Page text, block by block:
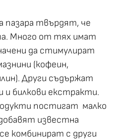
пазара твърдят, че
Много от тях имат
да стимулират
(кофеин,
Други съдържат
и билкови екстракти.
постигат малко
известна
комбинират с други